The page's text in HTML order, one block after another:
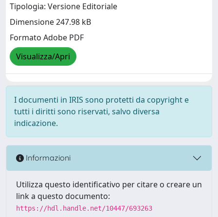
Tipologia: Versione Editoriale
Dimensione 247.98 kB
Formato Adobe PDF
Visualizza/Apri
I documenti in IRIS sono protetti da copyright e
tutti i diritti sono riservati, salvo diversa
indicazione.
Informazioni
Utilizza questo identificativo per citare o creare un
link a questo documento:
https://hdl.handle.net/10447/693263